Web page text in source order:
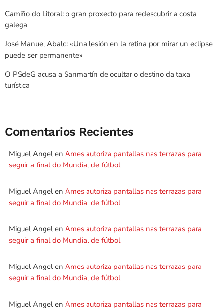
Camiño do Litoral: o gran proxecto para redescubrir a costa
galega
José Manuel Abalo: «Una lesión en la retina por mirar un eclipse
puede ser permanente»
O PSdeG acusa a Sanmartín de ocultar o destino da taxa
turística
Comentarios Recientes
Miguel Angelen Ames autoriza pantallas nas terrazas para
seguir a final do Mundial de fútbol
Miguel Angelen Ames autoriza pantallas nas terrazas para
seguir a final do Mundial de fútbol
Miguel Angelen Ames autoriza pantallas nas terrazas para
seguir a final do Mundial de fútbol
Miguel Angelen Ames autoriza pantallas nas terrazas para
seguir a final do Mundial de fútbol
Miguel Angelen Ames autoriza pantallas nas terrazas para